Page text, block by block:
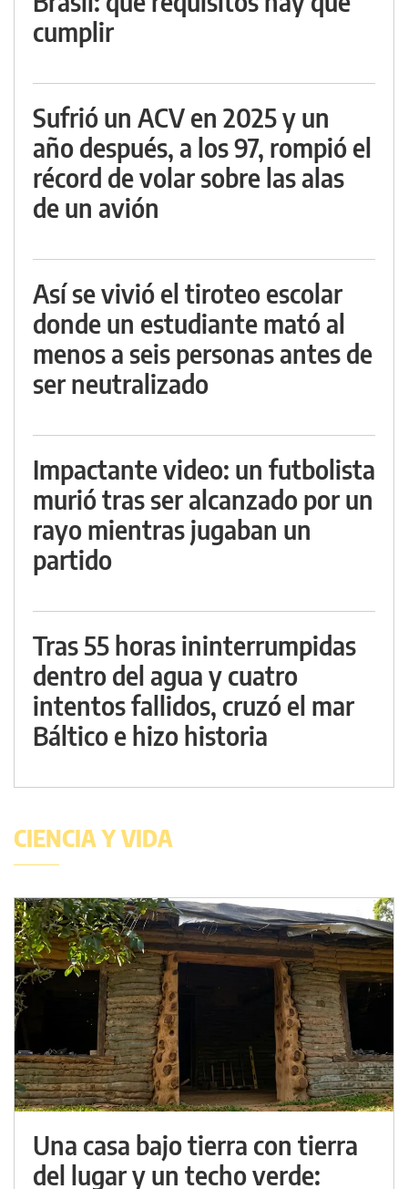
cumplir
Sufrió un ACV en 2025 y un
año después, a los 97, rompió el
récord de volar sobre las alas
de un avión
Así se vivió el tiroteo escolar
donde un estudiante mató al
menos a seis personas antes de
ser neutralizado
Impactante video: un futbolista
murió tras ser alcanzado por un
rayo mientras jugaban un
partido
Tras 55 horas ininterrumpidas
dentro del agua y cuatro
intentos fallidos, cruzó el mar
Báltico e hizo historia
CIENCIA Y VIDA
Una casa bajo tierra con tierra
del lugar y un techo verde: